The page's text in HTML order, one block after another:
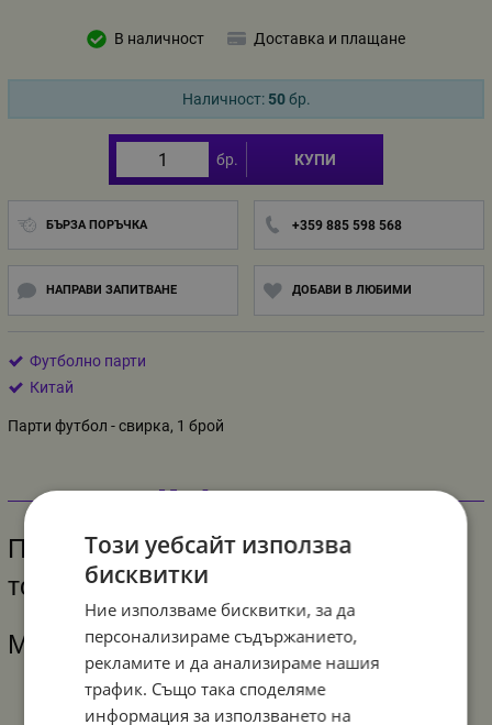
В наличност Доставка и плащане
Наличност: 50бр.
бр. КУПИ
БЪРЗА ПОРЪЧКА +359 885 598 568
НАПРАВИ ЗАПИТВАНЕ ДОБАВИ В ЛЮБИМИ
Футболно парти
Китай
Парти футбол - свирка, 1 брой
Парти свирка с декорация футболни
топки
Материал: пластмаса и картон
Този уебсайт използва
бисквитки
Ние използваме бисквитки, за да
персонализираме съдържанието,
рекламите и да анализираме нашия
трафик. Също така споделяме
информация за използването на